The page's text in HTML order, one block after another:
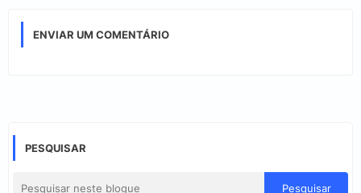
ENVIAR UM COMENTÁRIO
PESQUISAR